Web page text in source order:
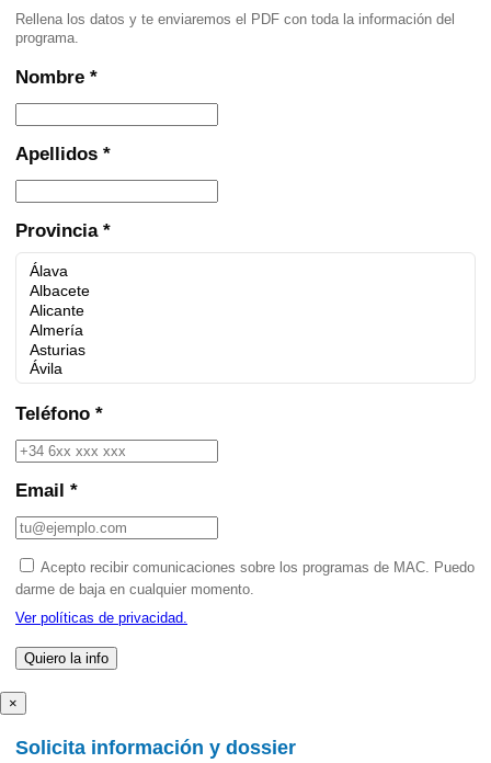
Rellena los datos y te enviaremos el PDF con toda la información del
programa.
Nombre *
Apellidos *
Provincia *
Teléfono *
Email *
Acepto recibir comunicaciones sobre los programas de MAC. Puedo
darme de baja en cualquier momento.
Ver políticas de privacidad.
×
Solicita información y dossier